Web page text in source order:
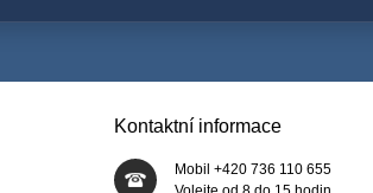
Kontaktní informace
Mobil +420 736 110 655